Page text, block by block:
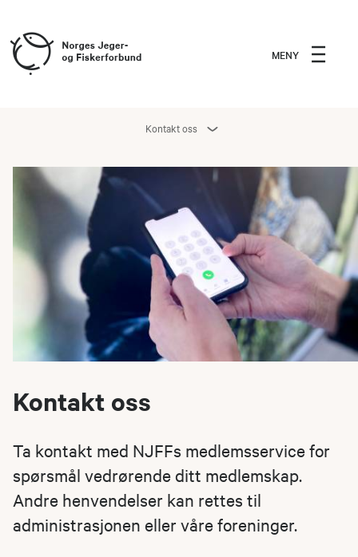
MENY
Kontakt oss
Kontakt oss
Ta kontakt med NJFFs medlemsservice for
spørsmål vedrørende ditt medlemskap.
Andre henvendelser kan rettes til
administrasjonen eller våre foreninger.